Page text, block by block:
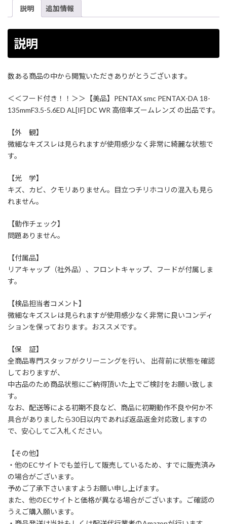
説明 追加情報
説明
数ある商品の中から閲覧いただきありがとうございます。
＜＜フード付き！！＞＞【美品】PENTAX smc PENTAX-DA 18-
135mmF3.5-5.6ED AL[IF] DC WR 高倍率ズームレンズ の出品です。
【外 観】
微細なキズスレは見られますが使用感少なく非常に綺麗な状態で
す。
【光 学】
キズ、カビ、クモリありません。目立つチリホコリの混入も見ら
れません。
【動作チェック】
問題ありません。
【付属品】
リアキャップ（社外品）、フロントキャップ、フードが付属しま
す。
【検品担当者コメント】
微細なキズスレは見られますが使用感少なく非常に良いコンディ
ションを保っております。おススメです。
【保 証】
全商品専門スタッフがクリーニングを行い、 出荷前に状態を確認
しておりますが、
中古品のため商品状態にご納得頂いた上でご検討をお願い致しま
す。
なお、配送等による初期不良など、商品に初期動作不良や何か不
具合がありましたら30日以内であれば返品返金対応致しますの
で、安心してご入札ください。
【その他】
・他のECサイトでも並行して販売しているため、すでに販売済み
の場合がございます。
予めご了承下さいますようお願い申し上げます。
また、他のECサイトと価格が異なる場合がございます。ご確認の
うえご購入願います。